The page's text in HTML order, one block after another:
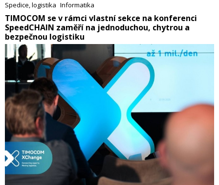
Spedice, logistika Informatika
​TIMOCOM se v rámci vlastní sekce na konferenci
SpeedCHAIN zaměří na jednoduchou, chytrou a
bezpečnou logistiku